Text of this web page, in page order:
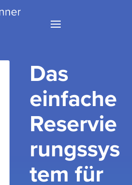
Das
einfache
Reservie
rungssys
tem für